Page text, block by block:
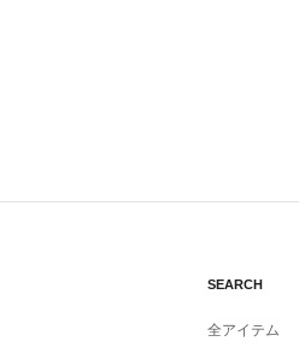
SEARCH
全アイテム